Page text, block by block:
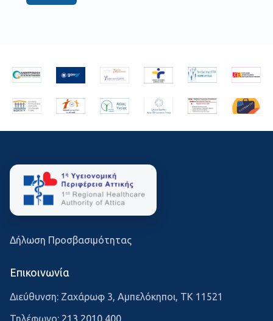
Δήλωση Προσβασιμότητας
Επικοινωνία
Διεύθυνση: Ζαχάρωφ 3, Αμπελόκηποι, ΤΚ 11521
Τηλέφωνο: 213 2010 400